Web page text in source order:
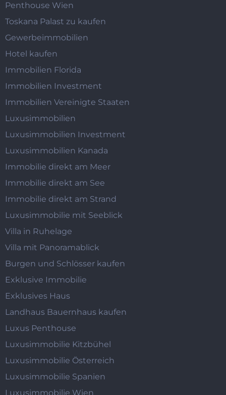
Penthouse Wien
Toskana Palast zu kaufen
Gewerbeimmobilien
Hotel kaufen
Immobilien Florida
Immobilien Investment
Immobilien Vereinigte Staaten
Luxusimmobilien
Luxusimmobilien Investment
Luxusimmobilien Kanada
Immobilie direkt am Meer
Immobilie direkt am See
Immobilie direkt am Strand
Luxusimmobilie mit Seeblick
Villa in Ruhelage
Villa mit Panoramablick
Burgen und Schlösser kaufen
Exklusive Immobilie
Exklusives Haus
Landhaus Bauernhaus kaufen
Luxus Penthouse
Luxusimmobilie Kitzbühel
Luxusimmobilie Österreich
Luxusimmobilie Spanien
Luxusimmobilie Wien